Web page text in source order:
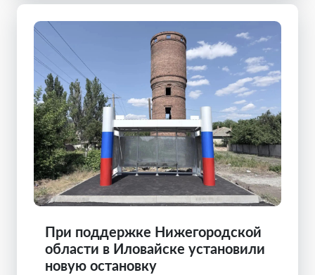
При поддержке Нижегородской
области в Иловайске установили
новую остановку